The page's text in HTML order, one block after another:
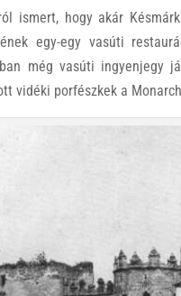
ismert, hogy akár
egy-egy vasúti
még vasúti ingyenjegy
vidéki porfészkek a